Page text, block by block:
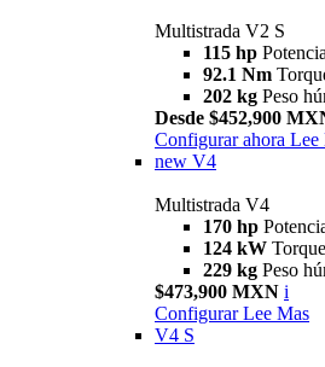
Multistrada V2 S
115 hp Potencia
92.1 Nm
202 kg Peso
Desde $452,900
Configurar ahora Lee
new V4
Multistrada V4
170 hp
124 kW Torque
229 kg Peso
$473,900 MXN i
Configurar Lee Mas
V4 S